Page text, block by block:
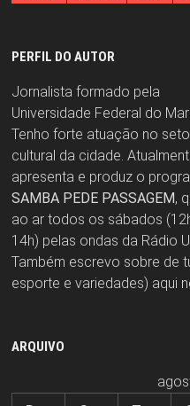
PERFIL DO AUTOR
Jornalista formado pela
Universidade Federal do
Tenho forte atuação no
cultural da cidade.
apresenta e produz o
SAMBA PEDE PASSAGEM,
ao ar todos os sábados
14h) pelas ondas da Rádio
Também escrevo sobre de
esporte e variedades) aqui
ARQUIVO